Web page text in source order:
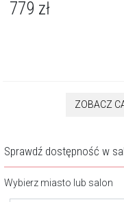
779 zł
ZOBACZ
Sprawdź dostępność w
Wybierz miasto lub salon